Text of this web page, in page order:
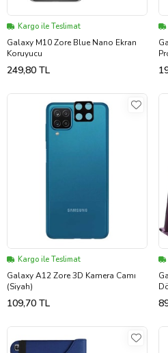
Kargo ile Teslimat
Galaxy M10 Zore Blue Nano Ekran
Koruyucu
249,80 TL
Kargo ile Teslimat
Galaxy A12 Zore 3D Kamera Camı
(Siyah)
109,70 TL